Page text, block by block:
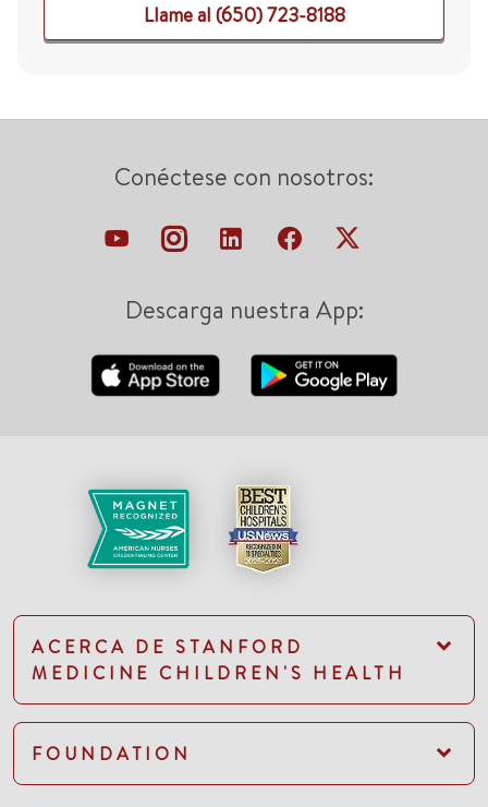
Llame al (650) 723-8188
Conéctese con nosotros:
Descarga nuestra App:
ACERCA DE STANFORD
MEDICINE CHILDREN'S HEALTH
FOUNDATION